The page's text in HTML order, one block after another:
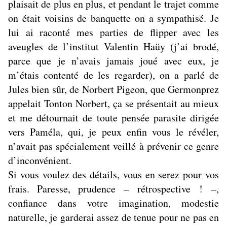
plaisait de plus en plus, et pendant le trajet comme
on était voisins de banquette on a sympathisé. Je
lui ai raconté mes parties de flipper avec les
aveugles de l’institut Valentin Haüy (j’ai brodé,
parce que je n’avais jamais joué avec eux, je
m’étais contenté de les regarder), on a parlé de
Jules bien sûr, de Norbert Pigeon, que Germonprez
appelait Tonton Norbert, ça se présentait au mieux
et me détournait de toute pensée parasite dirigée
vers Paméla, qui, je peux enfin vous le révéler,
n’avait pas spécialement veillé à prévenir ce genre
d’inconvénient.
Si vous voulez des détails, vous en serez pour vos
frais. Paresse, prudence – rétrospective ! –,
confiance dans votre imagination, modestie
naturelle, je garderai assez de tenue pour ne pas en